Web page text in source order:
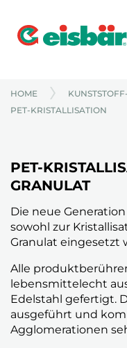
HOME
PET-KRISTALLISATION
PET-
GRANULAT
Die neue
sowohl zur
Granulat eingesetzt
Alle
lebensmittelecht
Edelstahl gefertigt.
ausgeführt und
Agglomerationen